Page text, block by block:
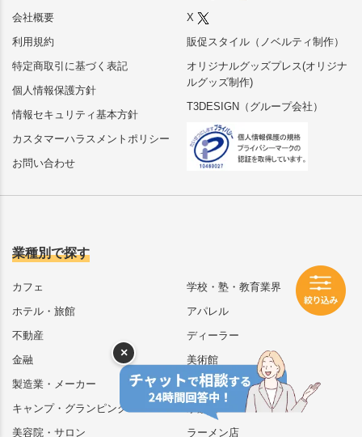
会社概要
利用規約
特定商取引に基づく表記
個人情報保護方針
情報セキュリティ基本方針
カスタマーハラスメントポリシー
お問い合わせ
X
販促スタイル（ノベルティ制作）
オリジナルグッズプレス(オリジナ
ルグッズ制作)
T3DESIGN（グループ会社）
業種別で探す
カフェ
ホテル・旅館
不動産
金融
製造業・メーカー
キャンプ・グランピング
美容院・サロン
学校・塾・教育業界
アパレル
ディーラー
美術館
動物園
ラーメン店
×